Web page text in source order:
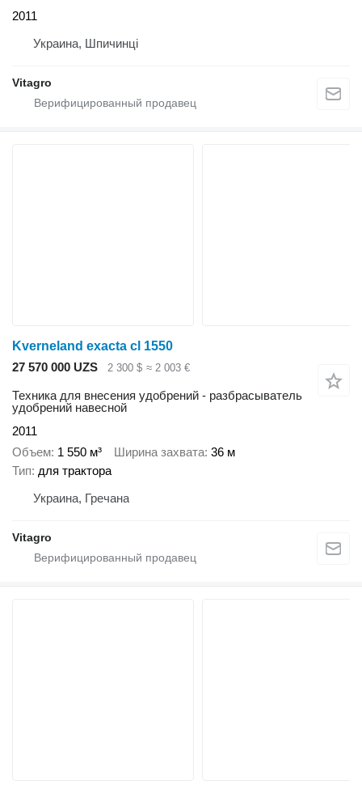
2011
Украина, Шпичинці
Vitagro
Kverneland exacta cl 1550
27 570 000 UZS
2 300 $ ≈ 2 003 €
Техника для внесения удобрений - разбрасыватель
удобрений навесной
2011
Объем 1 550 м³ Ширина захвата 36 м
Тип для трактора
Украина, Гречана
Vitagro